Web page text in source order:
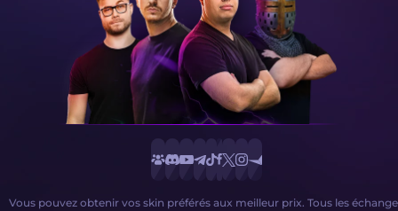
Vous pouvez obtenir vos skin préférés aux meilleur prix. Tous les